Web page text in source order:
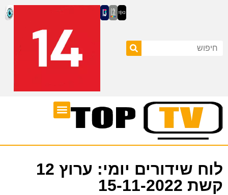
לוח שידורים יומי: ערוץ 12
קשת 15-11-2022